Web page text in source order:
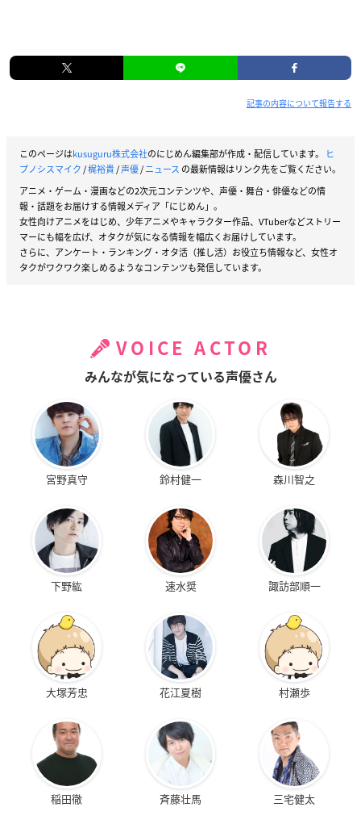
記事の内容について報告する
このページはkusuguru株式会社のにじめん編集部が作成・配信しています。
ヒ
プノシスマイク/梶裕貴/声優/ニュース の最新情報はリンク先をご覧ください。
アニメ・ゲーム・漫画などの2次元コンテンツや、声優・舞台・俳優などの情
報・話題をお届けする情報メディア「にじめん」。
女性向けアニメをはじめ、少年アニメやキャラクター作品、VTuberなどストリー
マーにも幅を広げ、オタクが気になる情報を幅広くお届けしています。
さらに、アンケート・ランキング・オタ活（推し活）お役立ち情報など、女性オ
タクがワクワク楽しめるようなコンテンツも発信しています。
VOICE ACTOR
みんなが気になっている声優さん
宮野真守 鈴村健一 森川智之
下野紘 速水奨 諏訪部順一
大塚芳忠 花江夏樹 村瀬歩
稲田徹 斉藤壮馬 三宅健太